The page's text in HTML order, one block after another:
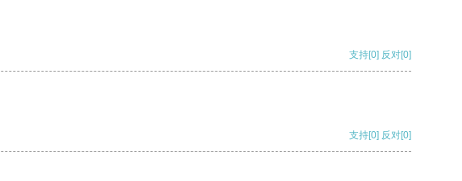
支持[0] 反对[0]
支持[0] 反对[0]